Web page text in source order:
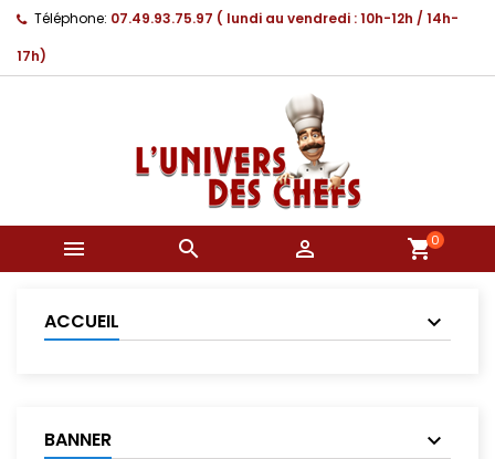
Téléphone: 07.49.93.75.97 ( lundi au vendredi : 10h-12h / 14h-
17h)
   shopping_cart0
ACCUEIL
BANNER